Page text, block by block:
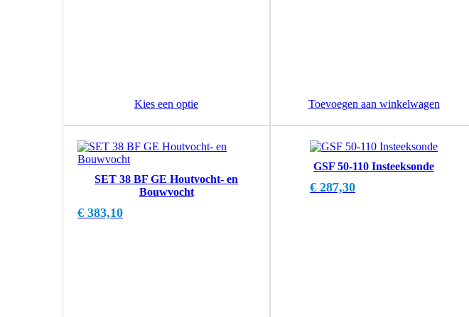
Kies een optie Toevoegen aan winkelwagen
SET 38 BF GE Houtvocht- en
Bouwvocht
€ 383,10
GSF 50-110 Insteeksonde
€ 287,30